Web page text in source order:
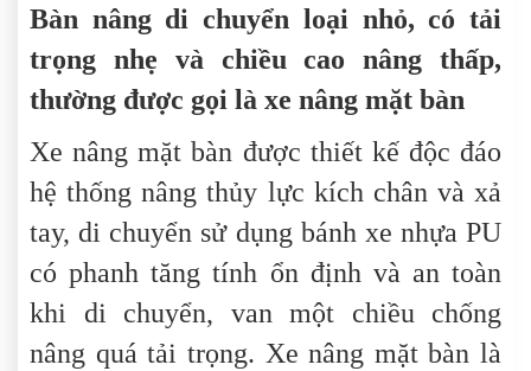
Bàn nâng di chuyển loại nhỏ, có tải
trọng nhẹ và chiều cao nâng thấp,
thường được gọi là xe nâng mặt bàn
Xe nâng mặt bàn được thiết kế độc đáo
hệ thống nâng thủy lực kích chân và xả
tay, di chuyển sử dụng bánh xe nhựa PU
có phanh tăng tính ổn định và an toàn
khi di chuyển, van một chiều chống
nâng quá tải trọng. Xe nâng mặt bàn là